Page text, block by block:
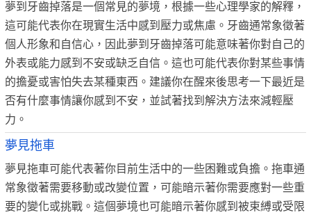
夢到牙齒掉落是一個常見的夢境，根據一些心理學家的解釋，
這可能代表你在現實生活中感到壓力或焦慮。牙齒通常象徵著
個人形象和自信心，因此夢到牙齒掉落可能意味著你對自己的
外表或能力感到不安或缺乏自信。這也可能代表你對某些事情
的擔憂或害怕失去某種東西。建議你在醒來後思考一下最近是
否有什麼事情讓你感到不安，並試著找到解決方法來減輕壓
力。
夢見拖車
夢見拖車可能代表著你目前生活中的一些困難或負擔。拖車通
常象徵著需要移動或改變位置，可能暗示著你需要應對一些重
要的變化或挑戰。這個夢境也可能暗示著你感到被束縛或受限